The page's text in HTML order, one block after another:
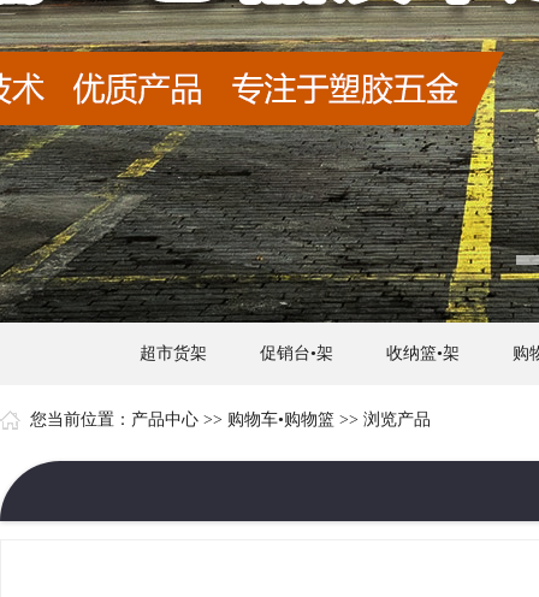
超市货架 促销台•架 收纳篮•架 购
您当前位置： 产品中心 >> 购物车•购物篮 >> 浏览产品